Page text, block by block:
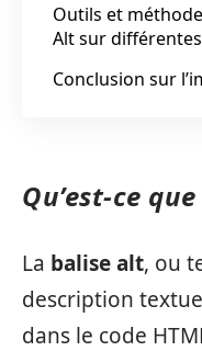
Outils et
Alt sur
Conclusion sur
Qu’est-ce
La balise alt, ou
description
dans le code